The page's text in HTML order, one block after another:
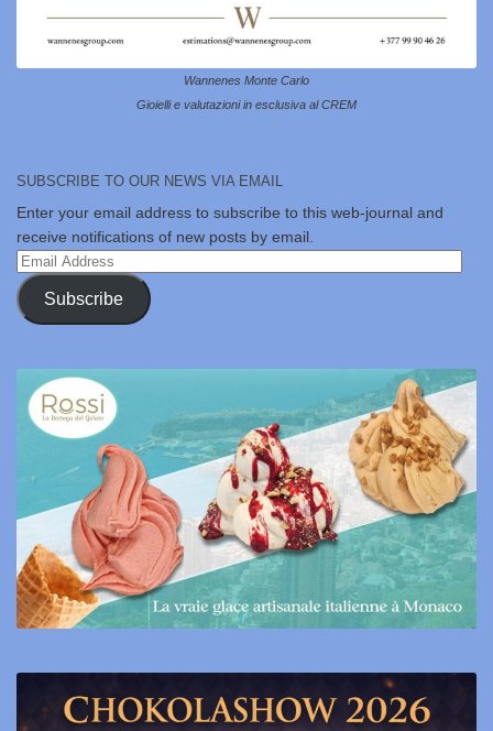
Wannenes Monte Carlo
Gioielli e valutazioni in esclusiva al CREM
SUBSCRIBE TO OUR NEWS VIA EMAIL
Enter your email address to subscribe to this web-journal and
receive notifications of new posts by email.
Email
Address
Subscribe